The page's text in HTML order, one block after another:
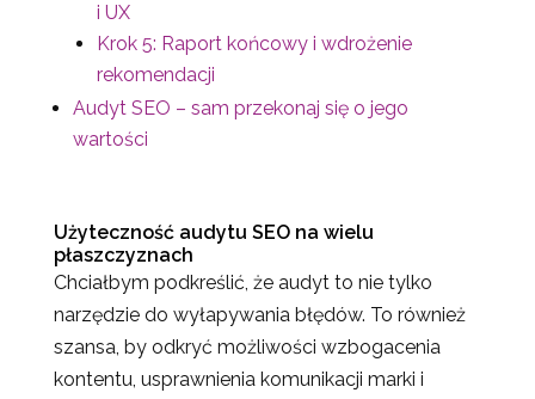
i UX
Krok 5: Raport końcowy i wdrożenie
rekomendacji
Audyt SEO – sam przekonaj się o jego
wartości
Użyteczność audytu SEO na wielu
płaszczyznach
Chciałbym podkreślić, że audyt to nie tylko
narzędzie do wyłapywania błędów. To również
szansa, by odkryć możliwości wzbogacenia
kontentu, usprawnienia komunikacji marki i